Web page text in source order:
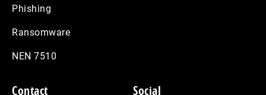
Phishing
Ransomware
NEN 7510
Contact Social